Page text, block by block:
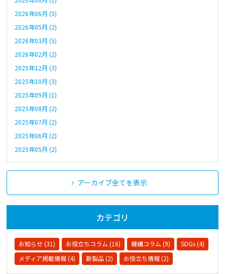
2026年06月 (5)
2026年05月 (2)
2026年03月 (5)
2026年02月 (2)
2025年12月 (3)
2025年10月 (3)
2025年09月 (1)
2025年08月 (2)
2025年07月 (2)
2025年06月 (2)
2025年05月 (2)
アーカイブ全てを表示
カテゴリ
お知らせ (31) お役立ちコラム (16) 機構コラム (9)
SDGs (4)
メディア掲載情報 (4)
新製品 (2) お役立ち情報 (2)